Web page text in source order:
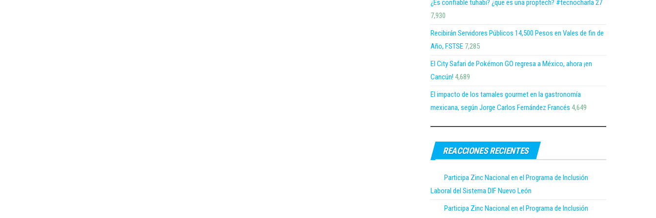
¿Es confiable tuhabi? ¿que es una proptech? #tecnocharla 27
7,930
Recibirán Servidores Públicos 14,500 Pesos en Vales de fin de
Año, FSTSE 7,285
El City Safari de Pokémon GO regresa a México, ahora ¡en
Cancún! 4,689
El impacto de los tamales gourmet en la gastronomía
mexicana, según Jorge Carlos Fernández Francés 4,649
REACCIONES RECIENTES
Participa Zinc Nacional en el Programa de Inclusión
Laboral del Sistema DIF Nuevo León
Participa Zinc Nacional en el Programa de Inclusión